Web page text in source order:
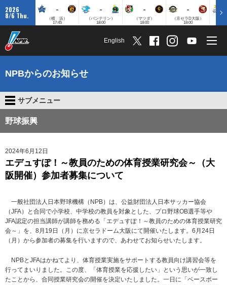
2026
8/6 Thu.
-
（横 浜）
17:45
-
（バンテリン）
18:00
-
（マツダ）
18:00
-
（京セラD大阪）
18:00
English
NPBからのお知らせ
サブメニュー
野球振興
2024年6月12日
エデュすぽ！～教員のための体育授業研究会～（大
阪開催）参加者募集について
一般社団法人日本野球機構（NPB）は、公益財団法人日本サッカー協会
（JFA）と合同で小学校、中学校の教員を対象とした、プロ野球OB選手等や
JFA認定の担当講師が講師を務める「エデュすぽ！～教員のための体育授業研究
会～」を、8月19日（月）に京セラドーム大阪にて開催いたします。6月24日
（月）から参加者の募集を行いますので、あわせてお知らせいたします。
NPBとJFAはかねてより、体育授業実施をサポートする教員向け講習会等を
行ってまいりました。この度、「体育授業を応援したい」という思いが一致し
たことから、合同授業研究会の開催を決定いたしました。一日に「ベースボー